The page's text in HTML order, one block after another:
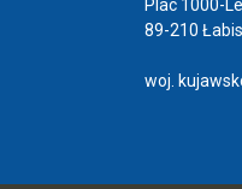
Plac 1000-
89-210
woj.